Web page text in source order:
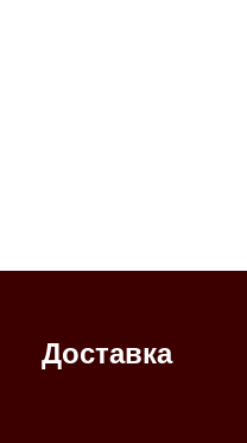
Доставка